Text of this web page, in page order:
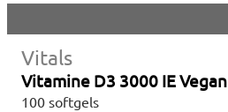
Vitals
Vitamine D3 3000 IE Vegan
100 softgels